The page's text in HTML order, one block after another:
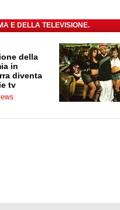
E DELLA TELEVISIONE.
della
in
diventa
tv